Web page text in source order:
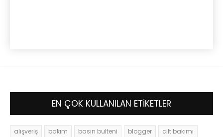
EN ÇOK KULLANILAN ETİKETLER
alışveriş bakım basın bulteni blogger cilt bakımı